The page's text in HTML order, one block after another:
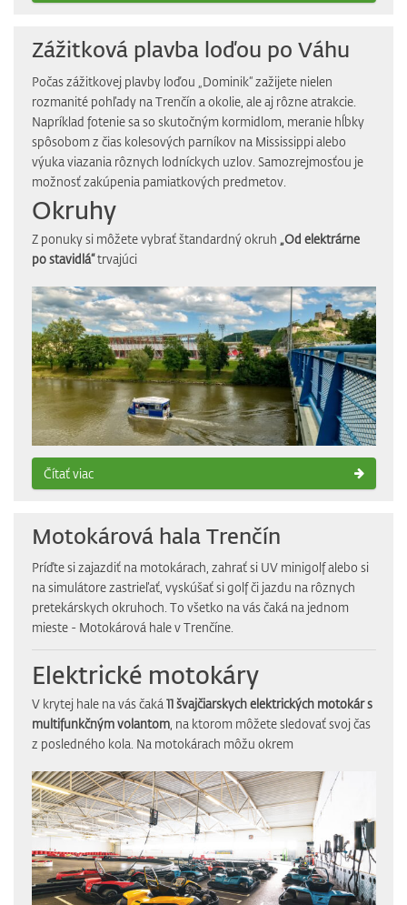
Zážitková plavba loďou po Váhu
Počas zážitkovej plavby loďou „Dominik“ zažijete nielen
rozmanité pohľady na Trenčín a okolie, ale aj rôzne atrakcie.
Napríklad fotenie sa so skutočným kormidlom, meranie hĺbky
spôsobom z čias kolesových parníkov na Mississippi alebo
výuka viazania rôznych lodníckych uzlov. Samozrejmosťou je
možnosť zakúpenia pamiatkových predmetov.
Okruhy
Z ponuky si môžete vybrať štandardný okruh „Od elektrárne
po stavidlá“trvajúci
Čítať viac
Motokárová hala Trenčín
Príďte si zajazdiť na motokárach, zahrať si UV minigolf alebo si
na simulátore zastrieľať, vyskúšať si golf či jazdu na rôznych
pretekárskych okruhoch. To všetko na vás čaká na jednom
mieste - Motokárová hale v Trenčíne.
Elektrické motokáry
V krytej hale na vás čaká 11 švajčiarskych elektrických motokár s
multifunkčným volantom, na ktorom môžete sledovať svoj čas
z posledného kola. Na motokárach môžu okrem